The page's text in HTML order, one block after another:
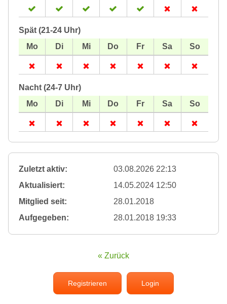
Spät (21-24 Uhr)
Nacht (24-7 Uhr)
Zuletzt aktiv:
03.08.2026 22:13
Aktualisiert:
14.05.2024 12:50
Mitglied seit:
28.01.2018
Aufgegeben:
28.01.2018 19:33
« Zurück
Registrieren Login